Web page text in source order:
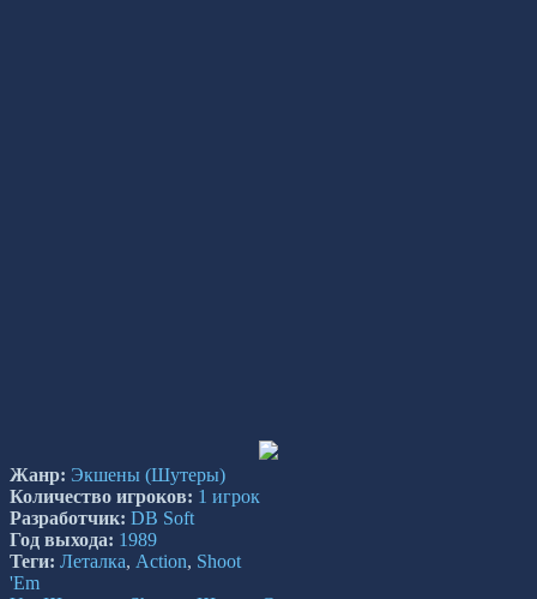
Жанр: Экшены (Шутеры)
Количество игроков: 1 игрок
Разработчик: DB Soft
Год выхода: 1989
Теги: Леталка, Action, Shoot
'Em